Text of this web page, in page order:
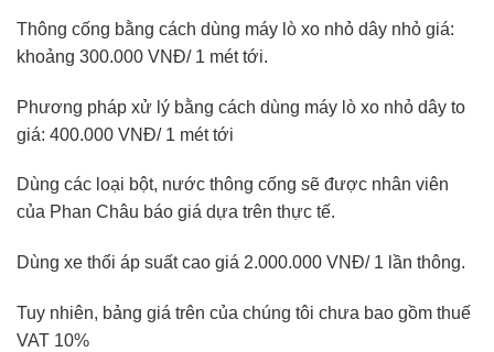
Thông cống bằng cách dùng máy lò xo nhỏ dây nhỏ giá:
khoảng 300.000 VNĐ/ 1 mét tới.
Phương pháp xử lý bằng cách dùng máy lò xo nhỏ dây to
giá: 400.000 VNĐ/ 1 mét tới
Dùng các loại bột, nước thông cống sẽ được nhân viên
của Phan Châu báo giá dựa trên thực tế.
Dùng xe thổi áp suất cao giá 2.000.000 VNĐ/ 1 lần thông.
Tuy nhiên, bảng giá trên của chúng tôi chưa bao gồm thuế
VAT 10%